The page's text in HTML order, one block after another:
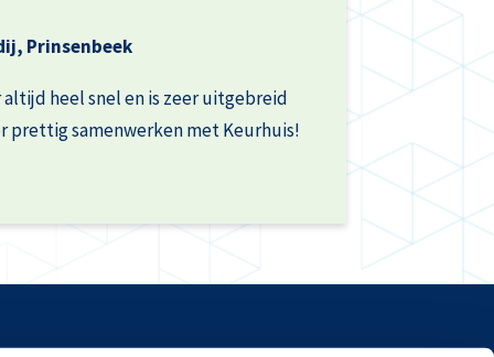
Prinsenbeek
altijd heel snel en is zeer uitgebreid
prettig samenwerken met Keurhuis!